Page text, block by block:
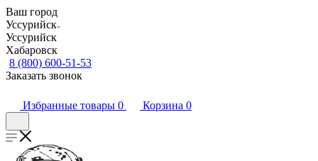
Ваш город
Уссурийск
Уссурийск
Хабаровск
8 (800) 600-51-53
Заказать звонок
Избранные товары 0 Корзина 0